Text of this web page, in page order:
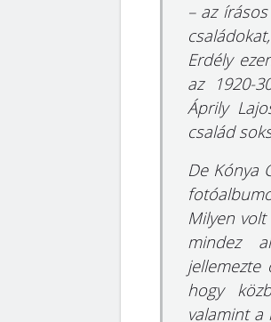
– az
Erdély
az 1920-
Áprily
család
De Kónya
Milyen
mindez
jellemezte
hogy
valamint a